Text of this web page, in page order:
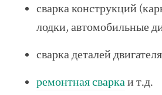
сварка конструкций
лодки, автомобильные
сварка деталей
ремонтная сваркаи т.д.